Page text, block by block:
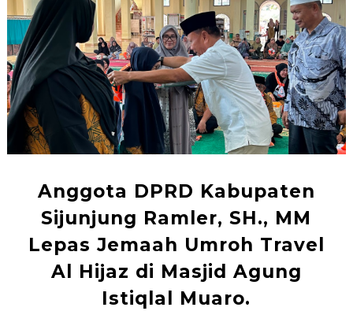
Anggota DPRD Kabupaten
Sijunjung Ramler, SH., MM
Lepas Jemaah Umroh Travel
Al Hijaz di Masjid Agung
Istiqlal Muaro.